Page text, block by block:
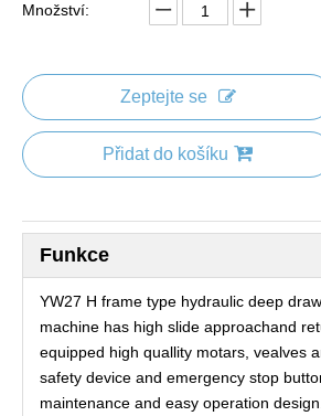
Množství:
Zeptejte se
Přidat do košíku
Funkce
YW27 H frame type hydraulic deep
machine has high slide approachand
equipped high quallity motars, vealves
safety device and emergency stop
maintenance and easy operation